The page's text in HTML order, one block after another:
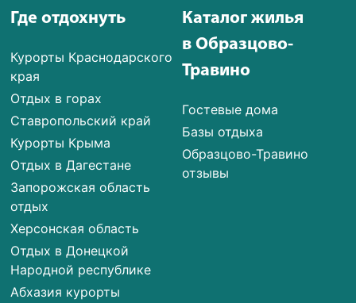
Где отдохнуть
Курорты Краснодарского
края
Отдых в горах
Ставропольский край
Курорты Крыма
Отдых в Дагестане
Запорожская область
отдых
Херсонская область
Отдых в Донецкой
Народной республике
Абхазия курорты
Каталог жилья
в Образцово-
Травино
Гостевые дома
Базы отдыха
Образцово-Травино
отзывы